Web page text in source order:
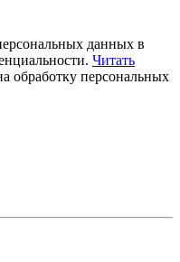
данных в
Читать
обработку персональных